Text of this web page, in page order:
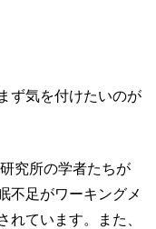
ず気を付けたいのが
究所の学者たちが
不足がワーキングメ
れています。また、